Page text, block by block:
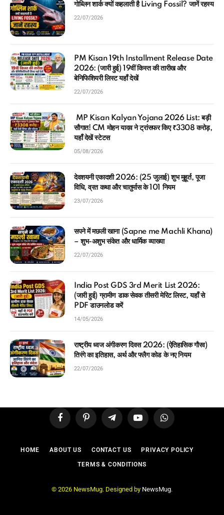
गोब्लिन शार्क क्यों कहलाती है Living Fossil? जानें रहस्य
22/07/2026
PM Kisan 19th Installment Release Date
2026: (जारी हुई) 19वीं किस्त की तारीख और
बेनिफिशियरी लिस्ट यहाँ देखें
22/07/2026
MP Kisan Kalyan Yojana 2026 List: बड़ी
सौगात! CM मोहन यादव ने ट्रांसफर किए ₹3308 करोड़,
यहाँ देखें स्टेटस
05/08/2026
देवशयनी एकादशी 2026: (25 जुलाई) शुभ मुहूर्त, पूजा
विधि, व्रत कथा और चातुर्मास के 101 नियम
23/07/2026
सपने में मछली खाना (Sapne me Machli Khana)
– शुभ-अशुभ संकेत और धार्मिक व्याख्या
22/07/2026
India Post GDS 3rd Merit List 2026:
(जारी हुई) ग्रामीण डाक सेवक तीसरी मेरिट लिस्ट, यहाँ से
PDF डाउनलोड करें
14/05/2026
राष्ट्रीय ध्वज अंगीकरण दिवस 2026: (ऐतिहासिक गौरव)
तिरंगे का इतिहास, अर्थ और फ्लैग कोड के नए नियम
22/07/2026
FacebookPinterest TelegramYouTubeWhatsApp
HOME ABOUT US CONTACT US PRIVACY POLICY
TERMS & CONDITIONS
© 2026 NewsMug. Designed by NewsMug.